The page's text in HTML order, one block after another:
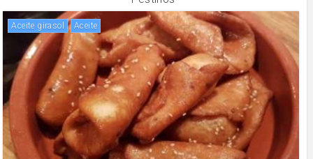
Aceite girasol aceite